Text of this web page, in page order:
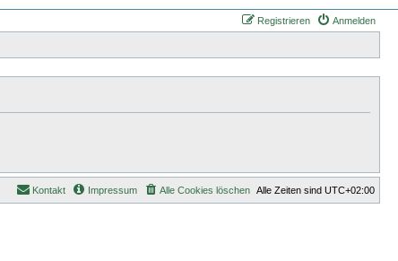
Anmelden
Registrieren
Alle Zeiten sind UTC+02:00
Alle Cookies löschen
Impressum
Kontakt